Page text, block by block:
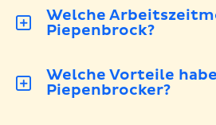
Welche
Piepenbrock?
Welche Vorteile
Piepenbrocker?